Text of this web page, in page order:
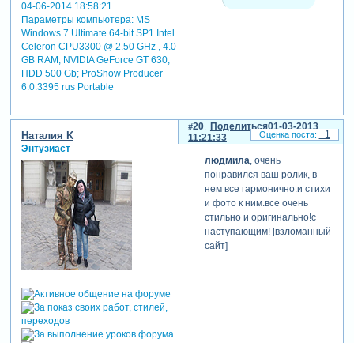
04-06-2014 18:58:21
Параметры компьютера:MS
Windows 7 Ultimate 64-bit SP1 Intel
Celeron CPU3300 @ 2.50 GHz , 4.0
GB RAM, NVIDIA GeForce GT 630,
HDD 500 Gb; ProShow Producer
6.0.3395 rus Portable
[взломанный сайт]
[взломанный сайт]
отредактировано от
людмилы (01-03-2013
16:30:20)
Поделиться
20
01-03-2013
11:21:33
Наталия K
Энтузиаст
людмила, очень
понравился ваш ролик, в
нем все гармонично:и стихи
и фото к ним.все очень
стильно и оригинально!с
наступающим! [взломанный
сайт]
+1